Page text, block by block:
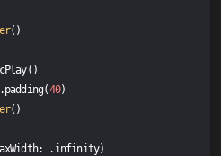
()
40)
()
.infinity)